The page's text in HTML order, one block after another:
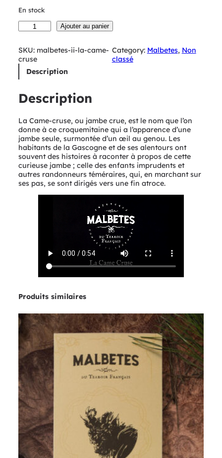
En stock
u
n
t
t
d
e
A
L
B
Ê
T
E
S
–
u
s
Ajouter au panier
SKU: malbetes-ii-la-came-
cruse
Category: Malbetes, Non
classé
Description
Description
La Came-cruse, ou jambe crue, est le nom que l’on
donne à ce croquemitaine qui a l’apparence d’une
jambe seule, surmontée d’un œil au genou. Les
habitants de la Gascogne et de ses alentours ont
souvent des histoires à raconter à propos de cette
curieuse jambe ; celle des enfants imprudents et
autres randonneurs téméraires, qui, en marchant sur
ses pas, se sont dirigés vers une fin atroce.
Produits similaires